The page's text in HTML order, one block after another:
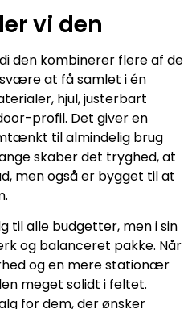
vi den
den kombinerer flere af de
at få samlet i én
hjul, justerbart
profil. Det giver en
til almindelig brug
skaber det tryghed, at
men også er bygget til at
til alle budgetter, men i sin
og balanceret pakke. Når
og en mere stationær
meget solidt i feltet.
for dem, der ønsker